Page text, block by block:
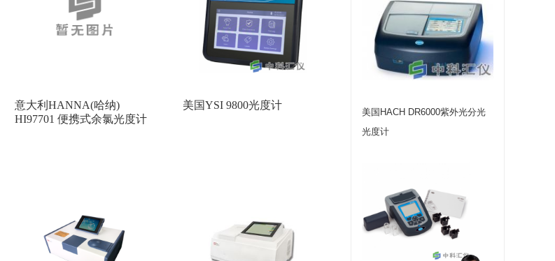
意大利HANNA(哈纳)
HI97701 便携式余氯光度计
美国YSI 9800光度计
美国HACH DR6000紫外光分光
光度计